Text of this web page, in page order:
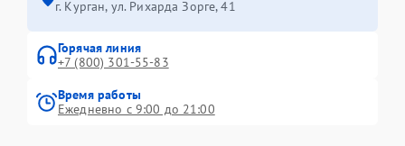
г. Курган, ул. Рихарда Зорге, 41
Горячая линия
+7 (800) 301-55-83
Время работы
Ежедневно с 9:00 до 21:00